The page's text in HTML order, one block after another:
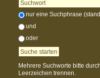
nur eine Suchphrase
und
oder
Mehrere Suchworte bitte durch
Leerzeichen trennen.